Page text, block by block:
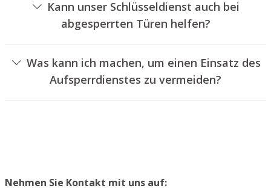
Kann unser Schlüsseldienst auch bei
abgesperrten Türen helfen?
öffnen. Dies kann jedoch normalerweise nicht erfolgen,
ohne das Schloss aufzubohren. Wir setzen Ihnen jedoch
einen neuen Schließzylinder ein, sodass die Eingangstür
Was kann ich machen, um einen Einsatz des
Aufsperrdienstes zu vermeiden?
Nehmen Sie Kontakt mit uns auf: